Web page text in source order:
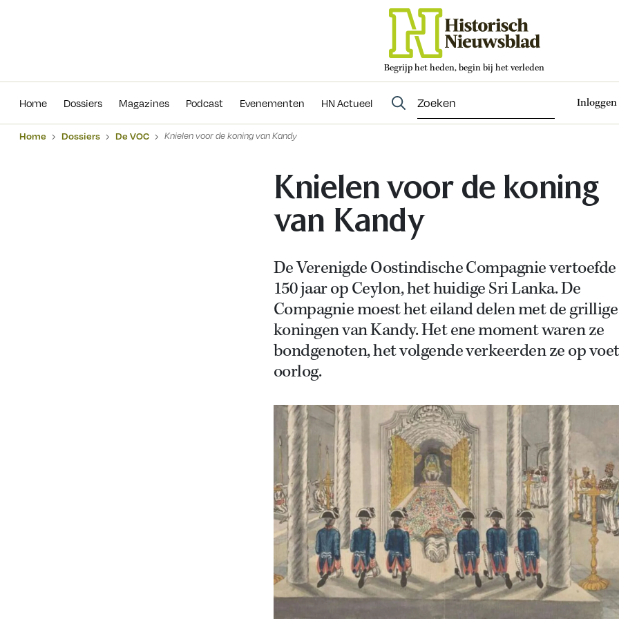
Begrijp het heden, begin bij het verleden
Home Dossiers Magazines Podcast Evenementen HN Actueel Inloggen
Evenementen
Home Dossiers De VOC Knielen voor de koning van Kandy
Knielen voor de koning
van Kandy
De Verenigde Oostindische Compagnie
150 jaar op Ceylon, het huidige Sri Lanka. De
Compagnie moest het eiland delen met de grillige
koningen van Kandy. Het ene moment waren ze
bondgenoten, het volgende verkeerden ze op
oorlog.